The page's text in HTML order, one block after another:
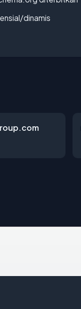
dinamis